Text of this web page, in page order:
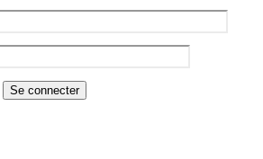
Se connecter